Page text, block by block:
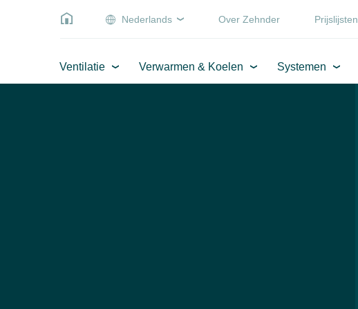
Nederlands Over Zehnder Prijslijsten
Ventilatie Verwarmen & Koelen Systemen